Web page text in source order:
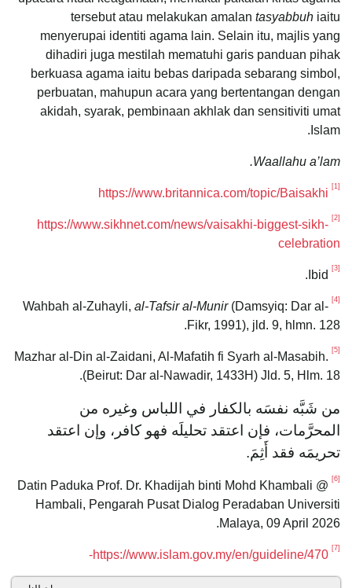
tersebut atau melakukan amalan tasyabbuh iaitu
menyerupai identiti agama lain. Selain itu, majlis yang
dihadiri juga mestilah mematuhi garis panduan pihak
berkuasa agama iaitu bebas daripada sebarang simbol,
perbuatan, mahupun acara yang bertentangan dengan
akidah, syarak, pembinaan akhlak dan sensitiviti umat
Islam.
Waallahu a’lam.
[1]
https://www.britannica.com/topic/Baisakhi
[2]
https://www.sikhnet.com/news/vaisakhi-biggest-sikh-
celebration
[3]
[4]
al-Tafsir al-Munir(Damsyiq: Dar al-
Fikr, 1991), jld. 9, hlmn. 128.
[5]
Mazhar al-Din al-Zaidani, Al-Mafatih fi Syarh al-Masabih.
(Beirut: Dar al-Nawadir, 1433H) Jld. 5, Hlm. 18.
من شَبَّه نفسَه بالكفار في اللباس وغيره من
المحرَّمات، فإن اعتقد تحليلَه فهو كافر، وإن اعتقد
تحريمَه فقد أَثِمَ.
[6]
Datin Paduka Prof. Dr. Khadijah binti Mohd Khambali @
Hambali, Pengarah Pusat Dialog Peradaban Universiti
Malaya, 09 April 2026.
[7]
https://www.islam.gov.my/en/guideline/470-